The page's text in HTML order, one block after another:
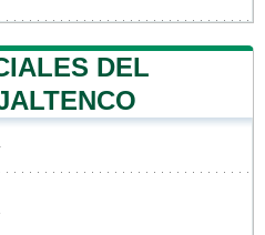
DEL